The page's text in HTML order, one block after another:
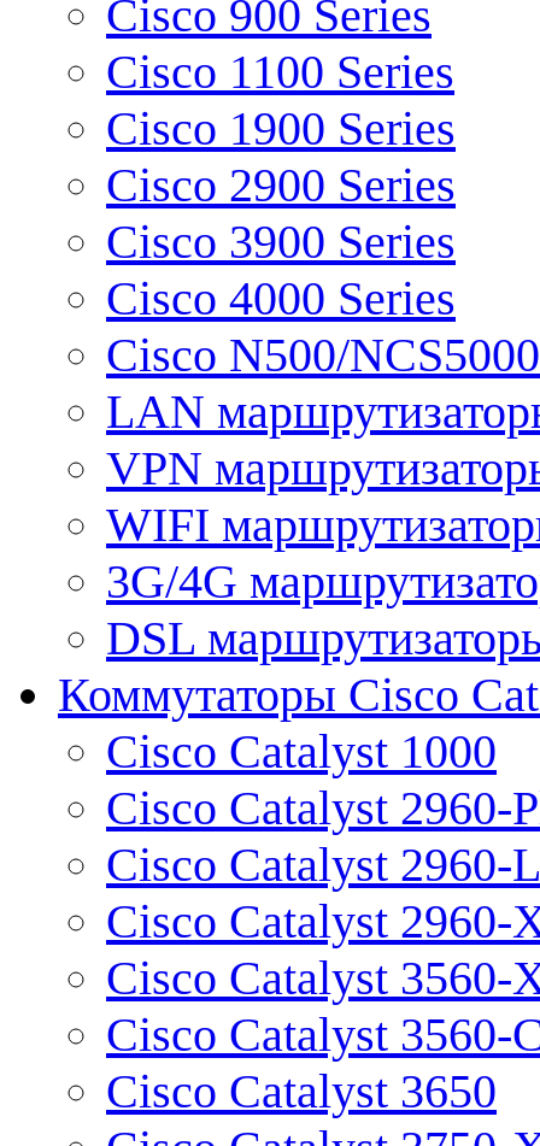
Cisco 900 Series
Cisco 1100 Series
Cisco 1900 Series
Cisco 2900 Series
Cisco 3900 Series
Cisco 4000 Series
Cisco N500/
LAN
VPN
WIFI
3G/4G
DSL
Коммутаторы Cisco
Cisco Catalyst 1000
Cisco Catalyst 2960-
Cisco Catalyst 2960-L
Cisco Catalyst 2960-
Cisco Catalyst 3560-
Cisco Catalyst 3560-
Cisco Catalyst 3650